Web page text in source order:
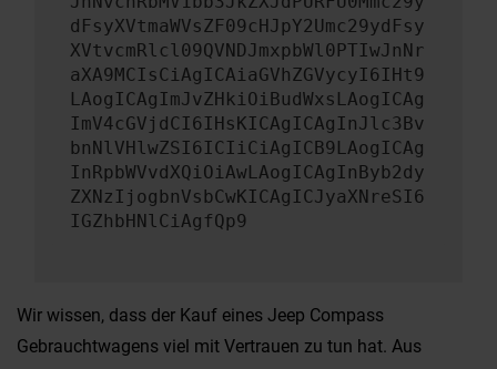
dFsyXVtmaWVsZF09cHJpY2Umc29ydFsy
XVtvcmRlcl09QVNDJmxpbWl0PTIwJnNr
aXA9MCIsCiAgICAiaGVhZGVycyI6IHt9
LAogICAgImJvZHkiOiBudWxsLAogICAg
ImV4cGVjdCI6IHsKICAgICAgInJlc3Bv
bnNlVHlwZSI6ICIiCiAgICB9LAogICAg
InRpbWVvdXQiOiAwLAogICAgInByb2dy
ZXNzIjogbnVsbCwKICAgICJyaXNreSI6
IGZhbHNlCiAgfQp9
Wir wissen, dass der Kauf eines Jeep Compass
Gebrauchtwagens viel mit Vertrauen zu tun hat. Aus